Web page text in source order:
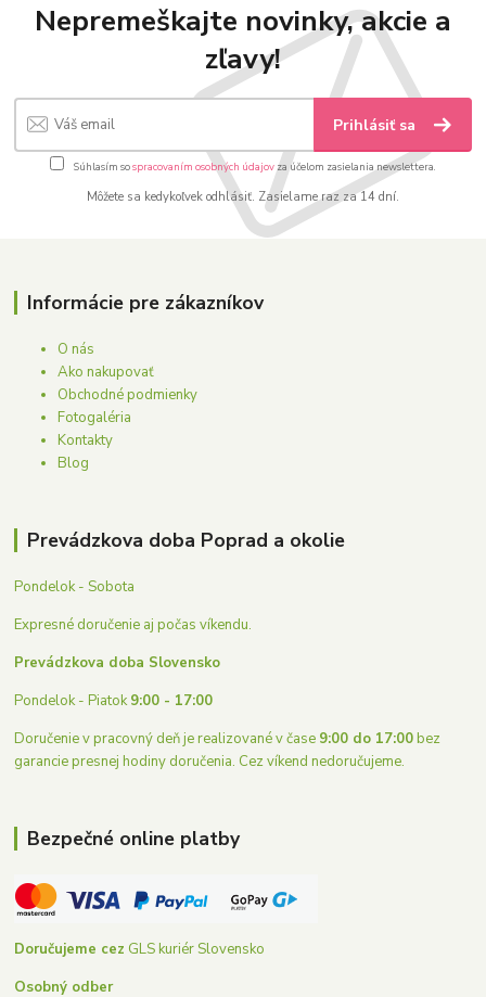
Nepremeškajte novinky, akcie a
zľavy!
Prihlásiť sa
Súhlasím sospracovaním osobných údajov za účelom zasielania newslettera.
Môžete sa kedykoľvek odhlásiť. Zasielame raz za 14 dní.
Informácie pre zákazníkov
O nás
Ako nakupovať
Obchodné podmienky
Fotogaléria
Kontakty
Blog
Prevádzkova doba Poprad a okolie
Pondelok - Sobota
Expresné doručenie aj počas víkendu.
Prevádzkova doba Slovensko
Pondelok - Piatok9:00 - 17:00
Doručenie v pracovný deň je realizované v čase 9:00 do 17:00bez
garancie presnej hodiny doručenia. Cez víkend nedoručujeme.
Bezpečné online platby
Doručujeme cez GLS kuriér Slovensko
Osobný odber